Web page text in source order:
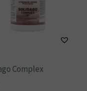
Complex